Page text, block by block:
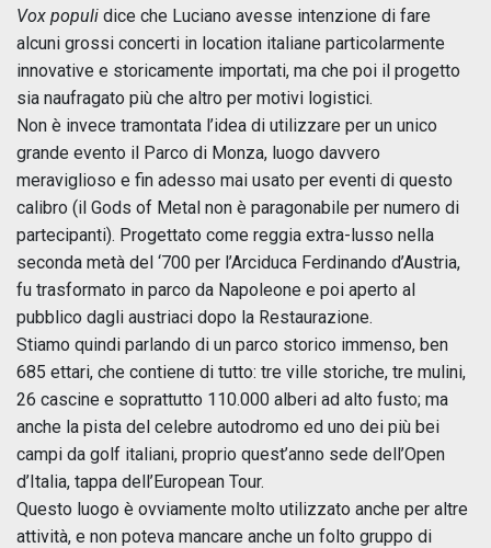
Vox populi dice che Luciano avesse intenzione di fare
alcuni grossi concerti in location italiane particolarmente
innovative e storicamente importati, ma che poi il progetto
sia naufragato più che altro per motivi logistici.
Non è invece tramontata l’idea di utilizzare per un unico
grande evento il Parco di Monza, luogo davvero
meraviglioso e fin adesso mai usato per eventi di questo
calibro (il Gods of Metal non è paragonabile per numero di
partecipanti). Progettato come reggia extra-lusso nella
seconda metà del ‘700 per l’Arciduca Ferdinando d’Austria,
fu trasformato in parco da Napoleone e poi aperto al
pubblico dagli austriaci dopo la Restaurazione.
Stiamo quindi parlando di un parco storico immenso, ben
685 ettari, che contiene di tutto: tre ville storiche, tre mulini,
26 cascine e soprattutto 110.000 alberi ad alto fusto; ma
anche la pista del celebre autodromo ed uno dei più bei
campi da golf italiani, proprio quest’anno sede dell’Open
d’Italia, tappa dell’European Tour.
Questo luogo è ovviamente molto utilizzato anche per altre
attività, e non poteva mancare anche un folto gruppo di